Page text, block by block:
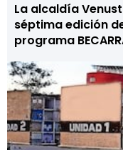
La alcaldía
séptima edición
programa